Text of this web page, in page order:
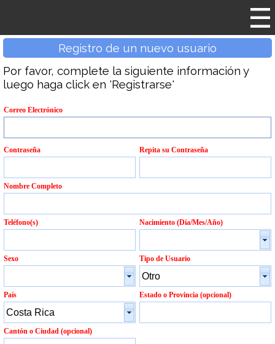
Registro de un nuevo usuario
Por favor, complete la siguiente información y
luego haga click en 'Registrarse'
Correo Electrónico
Contraseña Repita su Contraseña
Nombre Completo
Teléfono(s) Nacimiento (Día/Mes/Año)
Sexo Tipo de Usuario
País Estado o Provincia (opcional)
Cantón o Ciudad (opcional)